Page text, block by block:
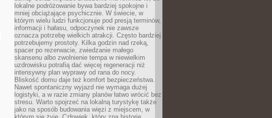
lokalne podróżowanie bywa bardziej spokojne i
mniej obciążające psychicznie. W świecie, w
którym wielu ludzi funkcjonuje pod presją terminów,
informacji i hałasu, odpoczynek nie zawsze
oznacza potrzebę wielkich atrakcji. Często bardziej
potrzebujemy prostoty. Kilka godzin nad rzeką,
spacer po rezerwacie, zwiedzanie małego
skansenu albo zwolnienie tempa w niewielkim
uzdrowisku potrafią dać więcej regeneracji niż
intensywny plan wyprawy od rana do nocy.
Bliskość domu daje też komfort bezpieczeństwa.
Nawet spontaniczny wyjazd nie wymaga dużej
logistyki, a w razie zmiany planów łatwo wrócić bez
stresu. Warto spojrzeć na lokalną turystykę także
jako na sposób budowania więzi z miejscem, w